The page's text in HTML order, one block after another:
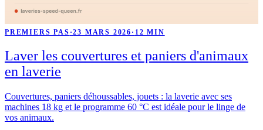
PREMIERS PAS ·23 MARS 2026 · 12 MIN
Laver les couvertures et paniers d'animaux
en laverie
Couvertures, paniers déhoussables, jouets : la laverie avec ses
machines 18 kg et le programme 60 °C est idéale pour le linge de
vos animaux.